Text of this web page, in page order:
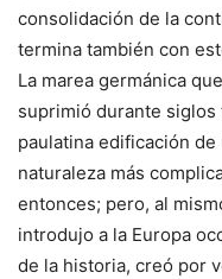
consolidación de la
termina también con
La marea germánica
suprimió durante siglos
paulatina edificación
naturaleza más
entonces; pero, al
introdujo a la Europa
de la historia, creó por